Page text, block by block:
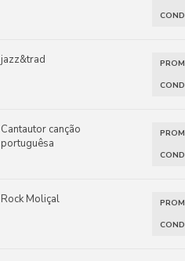
jazz&trad
Cantautor canção
portuguêsa
Rock Moliçal